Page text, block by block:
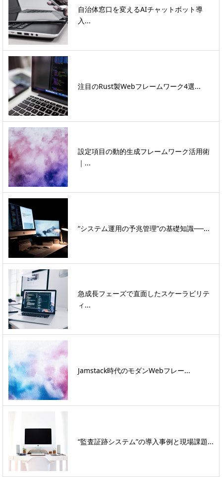
自治体窓口を変えるAIチャットボット導
入...
注目のRust製Webフレームワーク4選...
設定項目の動的生成フレームワーク活用術
｜...
“システム運用の予兆管理”の基礎知識──...
急成長フェーズで直面したスケーラビリテ
ィ...
Jamstack時代のモダンWebフレー...
“監査証跡システム”の導入事例と現場課題...